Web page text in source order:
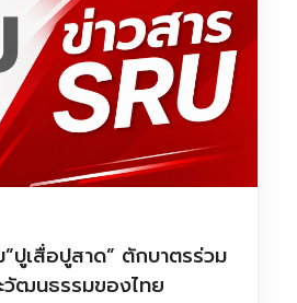
ปูเสื่อปูสาด” ตักบาตรร่วม
ฒนธรรมของไทย